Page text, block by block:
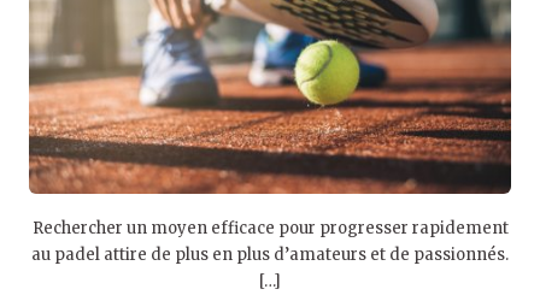
Rechercher un moyen efficace pour progresser rapidement
au padel attire de plus en plus d’amateurs et de passionnés.
[…]